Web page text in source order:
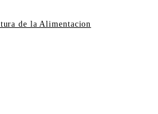
de la Alimentacion